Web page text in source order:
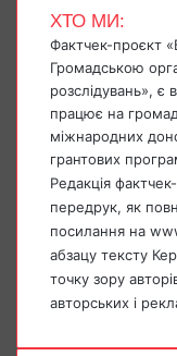
ХТО МИ:
Фактчек-проєкт
Громадською
розслідувань»,
працює на
міжнародних
грантових
Редакція
передрук, як
посилання на
абзацу тексту
точку зору
авторських і